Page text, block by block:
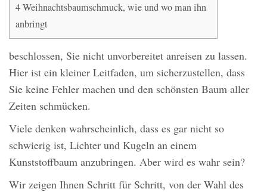
4Weihnachtsbaumschmuck, wie und wo man ihn
anbringt
beschlossen, Sie nicht unvorbereitet anreisen zu lassen.
Hier ist ein kleiner Leitfaden, um sicherzustellen, dass
Sie keine Fehler machen und den schönsten Baum aller
Zeiten schmücken.
Viele denken wahrscheinlich, dass es gar nicht so
schwierig ist, Lichter und Kugeln an einem
Kunststoffbaum anzubringen. Aber wird es wahr sein?
Wir zeigen Ihnen Schritt für Schritt, von der Wahl des